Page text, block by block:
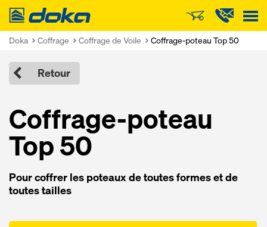
Doka
Doka Coffrage Coffrage de Voile Coffrage-poteau Top 50
Retour
Coffrage-poteau
Top 50
Pour coffrer les poteaux de toutes formes et de
toutes tailles